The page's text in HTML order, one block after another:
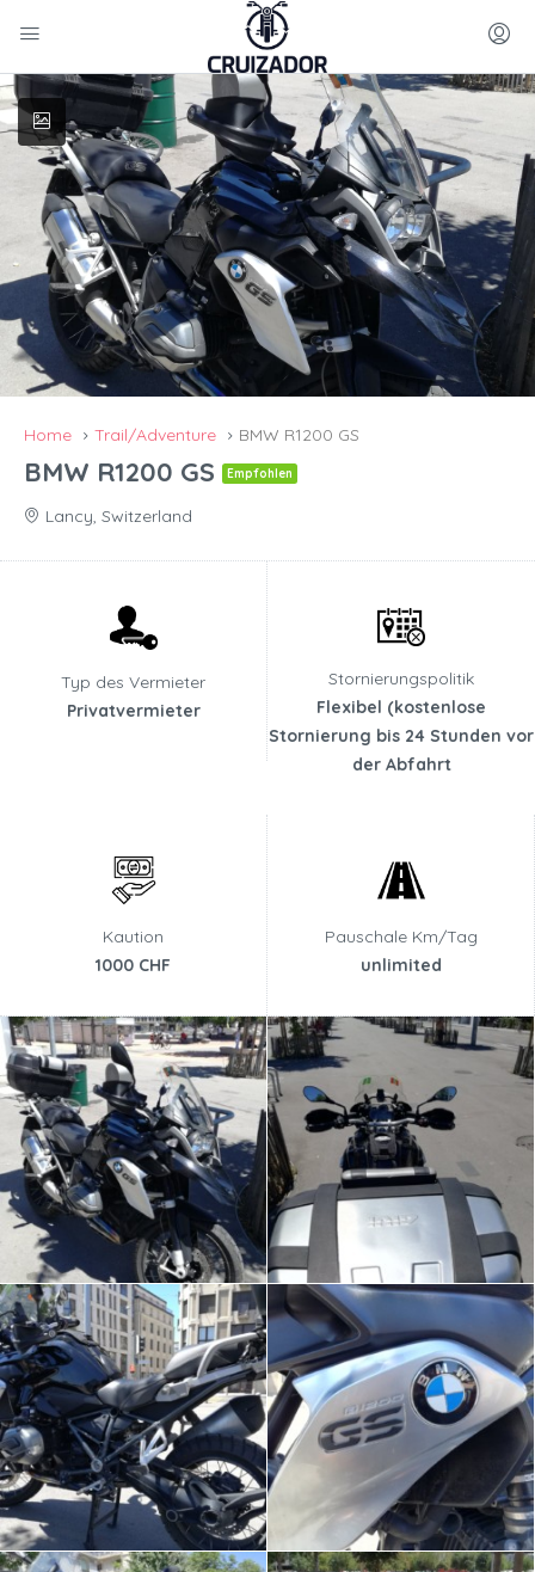
Home Trail/Adventure BMW R1200 GS
BMW R1200 GS Empfohlen
Lancy, Switzerland
Typ des Vermieter
Privatvermieter
Stornierungspolitik
Flexibel (kostenlose
Stornierung bis 24 Stunden vor
der Abfahrt
Kaution
1000 CHF
Pauschale Km/Tag
unlimited